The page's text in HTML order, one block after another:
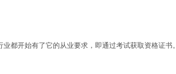
都开始有了它的从业要求，即通过考试获取资格证书。